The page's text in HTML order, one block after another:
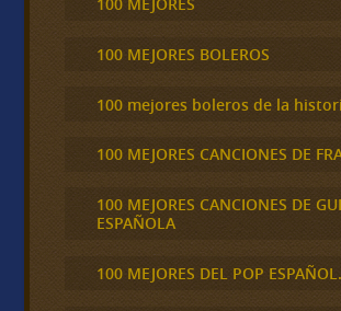
100 MEJORES BOLEROS
100 mejores boleros de la
100 MEJORES CANCIONES DE
100 MEJORES CANCIONES DE
ESPAÑOLA
100 MEJORES DEL POP ESPAÑOL.